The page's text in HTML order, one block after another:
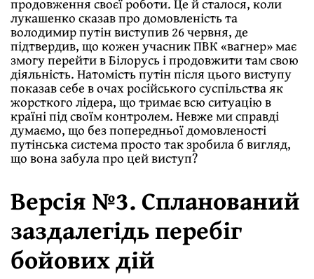
лукашенко сказав про домовленість та
володимир путін виступив 26 червня, де
підтвердив, що кожен учасник ПВК «вагнер» має
змогу перейти в Білорусь і продовжити там свою
діяльність. Натомість путін після цього виступу
показав себе в очах російського суспільства як
жорсткого лідера, що тримає всю ситуацію в
країні під своїм контролем. Невже ми справді
думаємо, що без попередньої домовленості
путінська система просто так зробила б вигляд,
що вона забула про цей виступ?
Версія №3. Спланований
заздалегідь перебіг
бойових дій